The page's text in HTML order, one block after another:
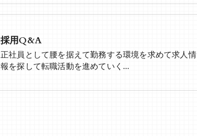
採用Q&A
正社員として腰を据えて勤務する環境を求めて求人情
報を探して転職活動を進めていく…